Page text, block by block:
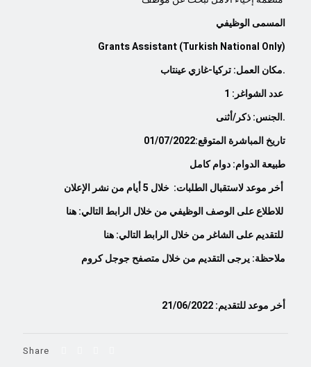
المسمى الوظيفي
Grants Assistant (Turkish National Only)
مكان العمل: تركيا-غازي عينتاب.
الجنس: ذكر/أثنى.
تاريخ المباشرة المتوقع:01/07/2022
طبيعة الدوام: دوام كامل
أخر موعد لاستقبال الطلبات: خلال 5أيام من نشر الإعلان
للاطلاععلى الوصف الوظيفي من خلال الرابط التالي:هنا
للتقديم على الشاغر من خلال الرابط التالي:هنا
ملاحظة: يرجى التقديم من خلال متصفح جوجل كروم
أخر موعد للتقديم: 21/06/2022
Share